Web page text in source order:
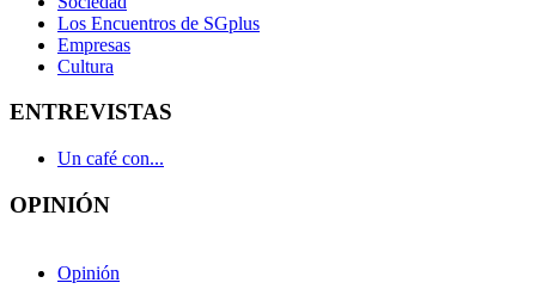
Los Encuentros de SGplus
Empresas
Cultura
ENTREVISTAS
Un café con...
OPINIÓN
Opinión